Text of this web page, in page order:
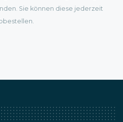
Sie können diese jederzeit